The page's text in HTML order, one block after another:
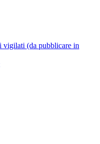
vigilati (da pubblicare in